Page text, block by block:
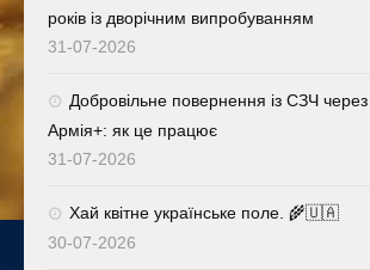
років із дворічним випробуванням
31-07-2026
Добровільне повернення із СЗЧ через
Армія+: як це працює
31-07-2026
Хай квітне українське поле. 🌾🇺🇦
30-07-2026